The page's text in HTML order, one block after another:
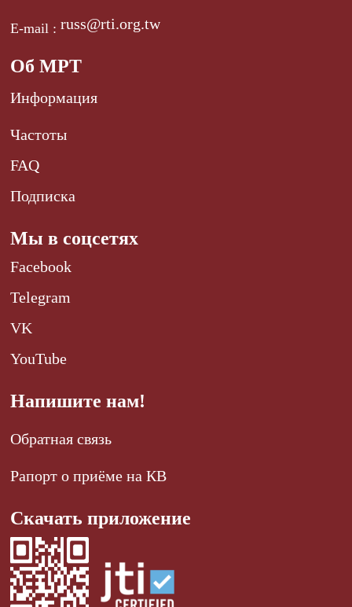
E-mail :russ@rti.org.tw
Об МРТ
Информация
Частоты
FAQ
Подписка
Мы в соцсетях
Facebook
Telegram
VK
YouTube
Напишите нам!
Обратная связь
Рапорт о приёме на КВ
Скачать приложение